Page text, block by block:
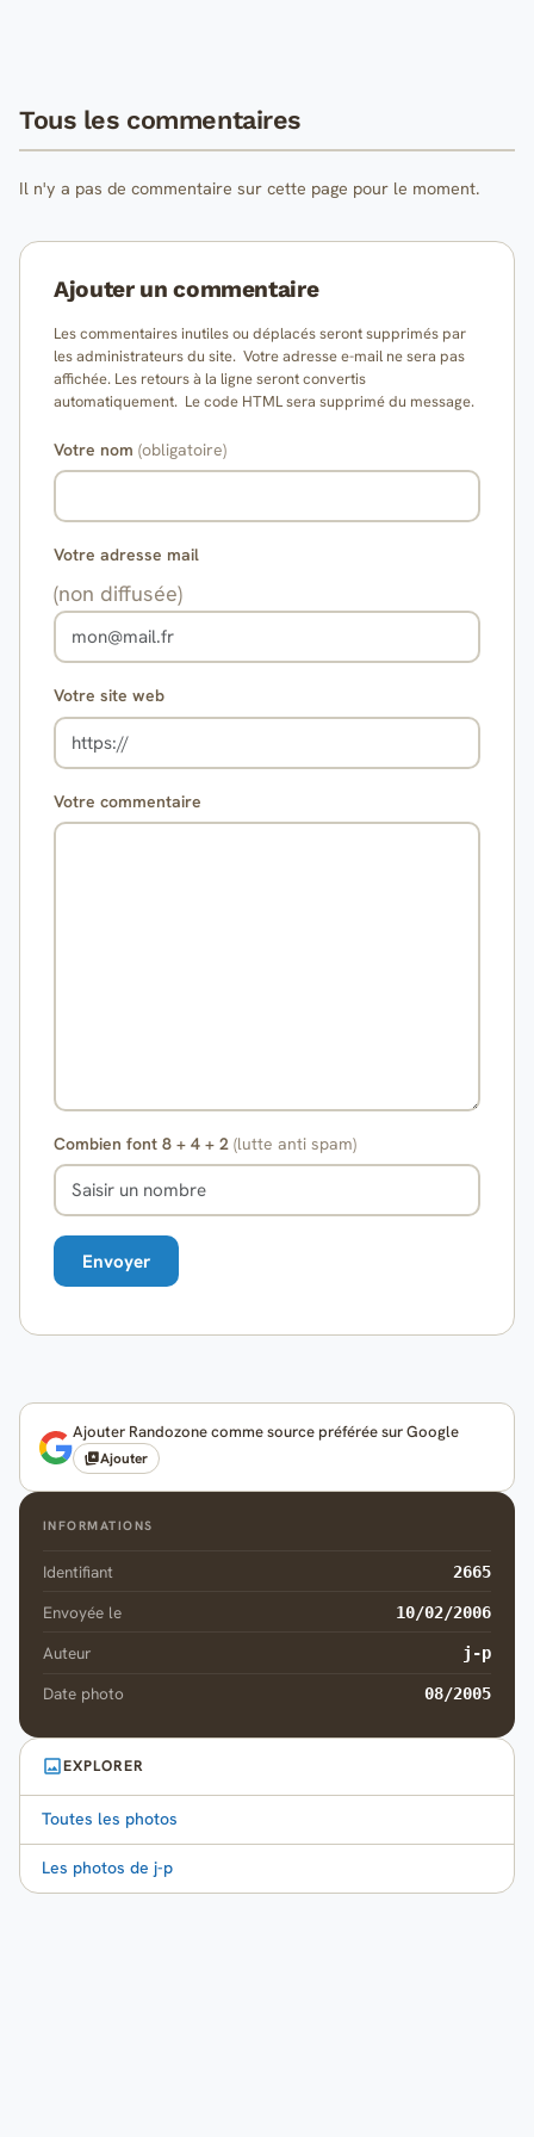
Tous les commentaires
Il n'y a pas de commentaire sur cette page pour le moment.
Ajouter un commentaire
Les commentaires inutiles ou déplacés seront supprimés par
les administrateurs du site. Votre adresse e-mail ne sera pas
affichée. Les retours à la ligne seront convertis
automatiquement. Le code HTML sera supprimé du message.
Votre nom (obligatoire)
Votre adresse mail
(non diffusée)
Votre site web
Votre commentaire
Combien font 8 + 4 + 2 (lutte anti spam)
Ajouter Randozone comme source préférée sur Google
Ajouter
INFORMATIONS
Identifiant 2665
Envoyée le 10/02/2006
Auteur j-p
Date photo 08/2005
EXPLORER
Toutes les photos
Les photos de j-p